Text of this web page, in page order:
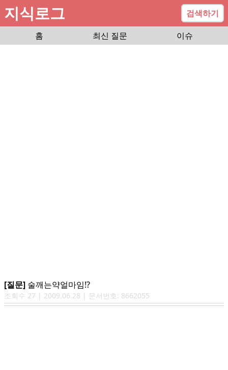
지식로그
검색하기
홈
최신 질문 이슈
[질문] 술깨는약얼마임!?
조회수 27 | 2009.06.28 | 문서번호: 8662055